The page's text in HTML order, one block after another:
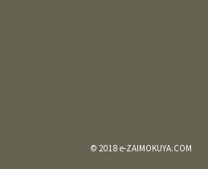
© 2018 e-ZAIMOKUYA.COM